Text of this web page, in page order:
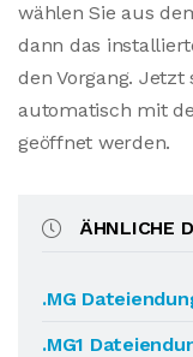
wählen Sie aus
dann das
den Vorgang. Jetzt
automatisch mit
geöffnet werden.
ÄHNLICHE
.MG
.MG1